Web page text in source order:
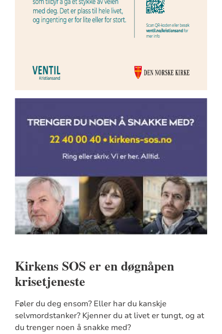
Kirkens SOS er en døgnåpen
krisetjeneste
Føler du deg ensom? Eller har du kanskje
selvmordstanker? Kjenner du at livet er tungt, og at
du trenger noen å snakke med?